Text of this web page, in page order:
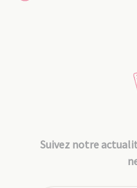
Suivez notre